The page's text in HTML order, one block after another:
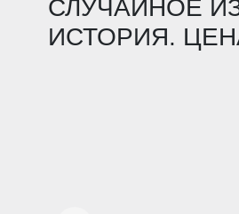
СЛУЧАЙНОЕ
ИСТОРИЯ.